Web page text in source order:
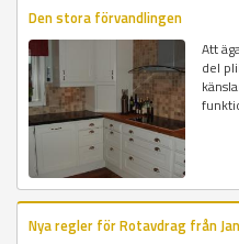
Den stora förvandlingen
Att
del
Nya regler för Rotavdrag från